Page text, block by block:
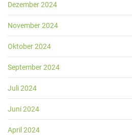
Dezember 2024
November 2024
Oktober 2024
September 2024
Juli 2024
Juni 2024
April 2024